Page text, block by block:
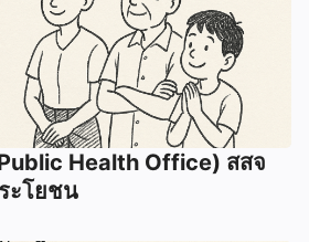
Health Office) สสจ
ะโยชน